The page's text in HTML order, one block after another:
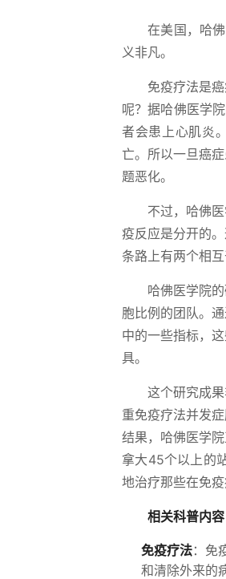
在美国，哈
义非凡。
免疫疗法是
呢？据哈佛医学
者会患上心肌炎
亡。所以一旦癌
题恶化。
不过，哈佛
疫反应是分开的
条路上有两个相
哈佛医学院
胞比例的团队。
中的一些指标，
具。
这个研究成
重免疫疗法并发
结果，哈佛医学
拿大45个以上的
地治疗那些在免
相关科普内容
免疫疗法：免
和清除外来的